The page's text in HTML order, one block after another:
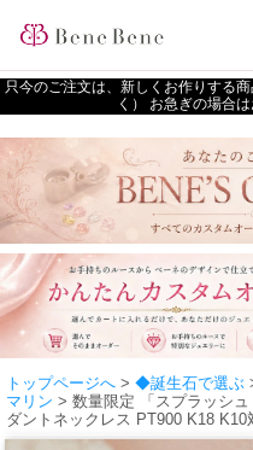
只今のご注文は、新しくお作りする
く） お急ぎの場合
トップページへ > ◆誕生石で選ぶ
マリン > 数量限定 「スプラッシ
ダントネックレス PT900 K18 K10